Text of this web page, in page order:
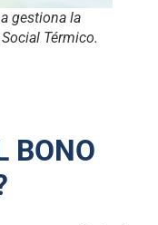
gestiona la
Térmico.
BONO